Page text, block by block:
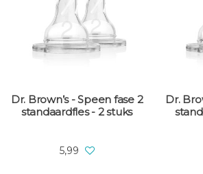
Dr. Brown’s - Speen fase 2
standaardfles - 2 stuks
5,99
Dr.